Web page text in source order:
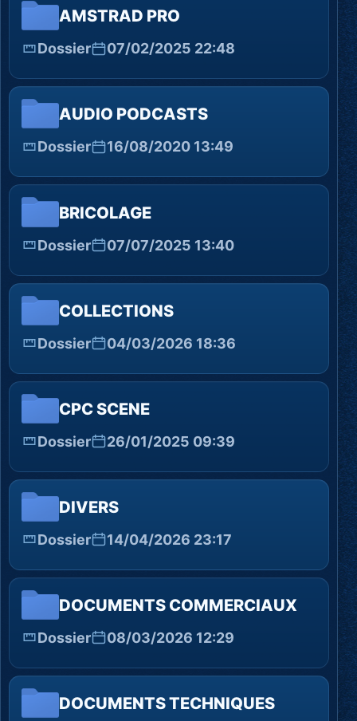
AMSTRAD PRO
Dossier 07/02/2025 22:48
AUDIO PODCASTS
Dossier 16/08/2020 13:49
BRICOLAGE
Dossier 07/07/2025 13:40
COLLECTIONS
Dossier 04/03/2026 18:36
CPC SCENE
Dossier 26/01/2025 09:39
DIVERS
Dossier 14/04/2026 23:17
DOCUMENTS COMMERCIAUX
Dossier 08/03/2026 12:29
DOCUMENTS TECHNIQUES